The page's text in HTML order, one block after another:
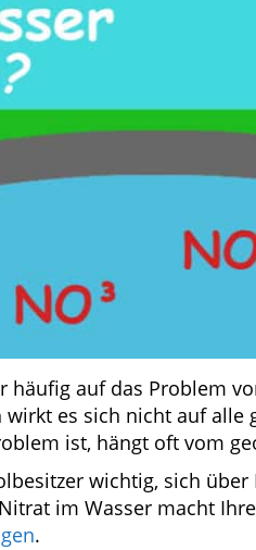
häufig auf das Problem
es sich nicht auf alle
ist, hängt oft vom
wichtig, sich
im Wasser macht
.